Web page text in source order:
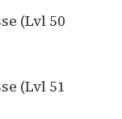
(Lvl 50
(Lvl 51